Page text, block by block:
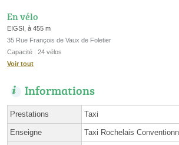
En vélo
EIGSI, à 455 m
35 Rue François de Vaux de Foletier
Capacité : 24 vélos
Voir tout
Informations
Prestations Taxi
Enseigne Taxi Rochelais